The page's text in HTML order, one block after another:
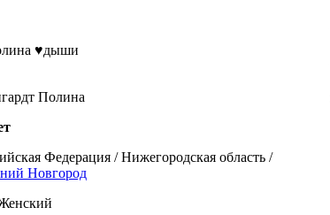
♥дыши
Полина
Федерация / Нижегородская область /
Новгород